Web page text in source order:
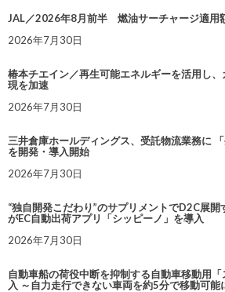
JAL／2026年8月前半 燃油サーチャージ適用
2026年7月30日
椿本チエイン／再生可能エネルギーを活用し
現を加速
2026年7月30日
三井倉庫ホールディングス、受託物流業務に
を開発・導入開始
2026年7月30日
“独自開発こだわり”のサプリメントでD2C展開
がEC自動出荷アプリ「シッピーノ」を導入
2026年7月30日
自動車船の荷役中断を抑制する自動車移動用
入 ～自力走行できない車両を約5分で移動可能